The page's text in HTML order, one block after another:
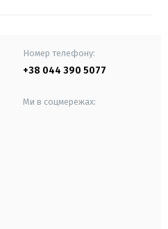
Номер телефону:
+38 044 390 5077
Ми в соцмережах: